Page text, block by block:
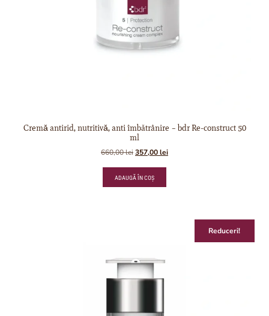
Cremǎ antirid, nutritivǎ, anti îmbătrânire – bdr Re-construct 50
ml
660,00lei357,00lei
ADAUGĂ ÎN COȘ
Reduceri!